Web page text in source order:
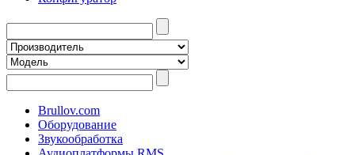
Brullov.com
Оборудование
Звукообработка